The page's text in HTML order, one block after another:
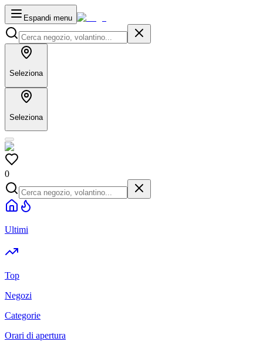
Espandi menu
Seleziona
Seleziona
0
Ultimi
Top
Negozi
Categorie
Orari di apertura